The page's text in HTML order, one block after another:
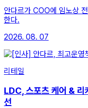
안다르가 COO에 임노상
한다.
2026. 08. 07
리테일
LDC, 스포츠 케어 & 리
선